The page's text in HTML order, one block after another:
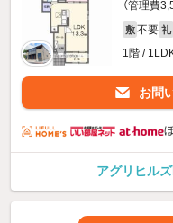
（管理費
敷 不要 礼
1階 /
お問
アグリヒル